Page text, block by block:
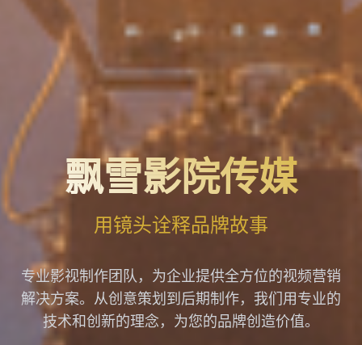
飘雪影院传媒
用镜头诠释品牌故事
专业影视制作团队，为企业提供全方位的视频营销
解决方案。从创意策划到后期制作，我们用专业的
技术和创新的理念，为您的品牌创造价值。